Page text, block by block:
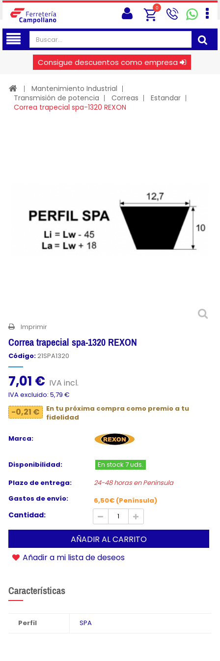
0
Consigue descuentos como empresa
Mantenimiento Industrial
Transmisión de potencia
Correas
Estandar
Correa trapecial spa-1320 REXON
Imprimir
Correa trapecial spa-1320 REXON
Código:21SPA1320
7,01 € IVA incl.
IVA excluido: 5,79 €
-0,21 €
En tu próxima compra como premio a tu
fidelidad
Marca:
Disponibilidad:
En stock 7 uds.
Plazo de entrega:
24-48 horas en Península
Gastos de envío:
6,50€ (Península)
Cantidad:
AÑADIR AL CARRITO
Añadir a mi lista de deseos
Características
Perfil SPA